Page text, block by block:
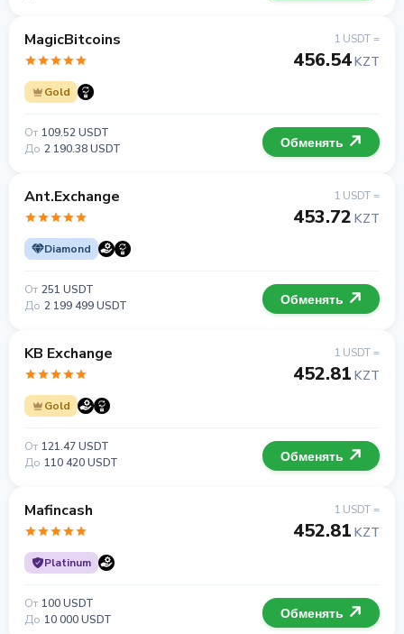
MagicBitcoins
Gold
1 USDT =
456.54KZT
От 109.52 USDT
До 2 190.38 USDT Обменять
Ant.Exchange
Diamond
1 USDT =
453.72 KZT
От 251 USDT
До 2 199 499 USDT Обменять
KB Exchange
Gold
1 USDT =
452.81 KZT
От 121.47 USDT
До 110 420 USDT Обменять
Mafincash
Platinum
1 USDT =
452.81 KZT
От 100 USDT
До 10 000 USDT Обменять